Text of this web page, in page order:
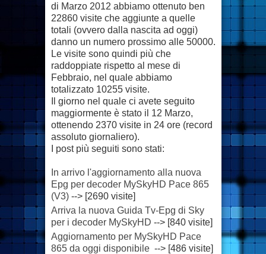
di Marzo 2012 abbiamo ottenuto ben
22860 visite che aggiunte a quelle
totali (ovvero dalla nascita ad oggi)
danno un numero prossimo alle 50000.
Le visite sono quindi più che
raddoppiate rispetto al mese di
Febbraio, nel quale abbiamo
totalizzato 10255 visite.
Il giorno nel quale ci avete seguito
maggiormente è stato il 12 Marzo,
ottenendo 2370 visite in 24 ore (record
assoluto giornaliero).
I post più seguiti sono stati:
In arrivo l'aggiornamento alla nuova
Epg per decoder MySkyHD Pace 865
(V3)--> [2690 visite]
Arriva la nuova Guida Tv-Epg di Sky
per i decoder MySkyHD --> [840 visite]
Aggiornamento per MySkyHD Pace
865 da oggi disponibile--> [486 visite]